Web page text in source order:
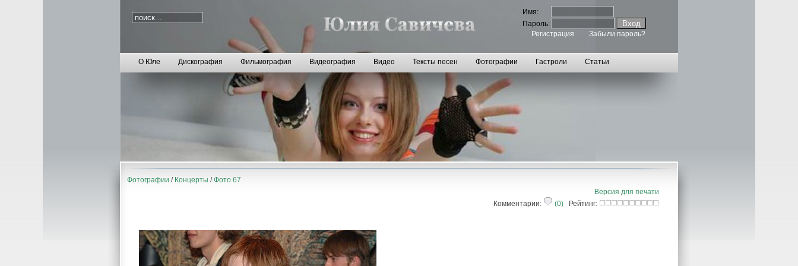
Имя:
Пароль:
Регистрация
Забыли пароль?
О Юле Дискография Фильмография Видеография Видео Тексты песен Фотографии Гастроли Статьи
Фотографии / Концерты /Фото 67
Версия для печати
Комментарии:
(0) Рейтинг: